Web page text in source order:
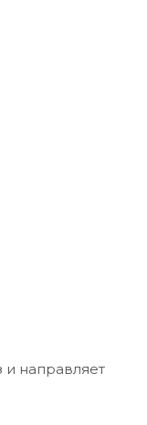
и направляет